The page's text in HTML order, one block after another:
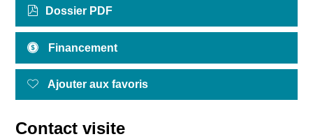
Dossier PDF
Financement
Ajouter aux favoris
Contact visite